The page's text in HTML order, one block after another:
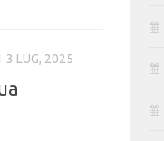
3 LUG, 2025